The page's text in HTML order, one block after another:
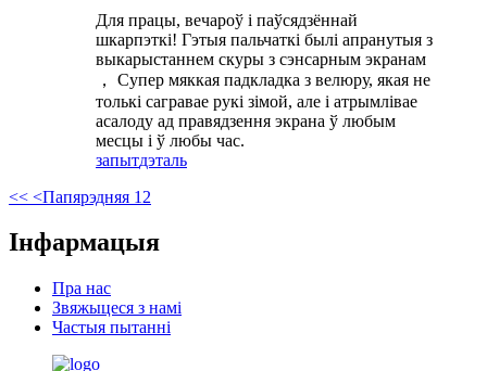
Для працы, вечароў і паўсядзённай
шкарпэткі! Гэтыя пальчаткі былі апранутыя з
выкарыстаннем скуры з сэнсарным экранам
， Супер мяккая падкладка з велюру, якая не
толькі сагравае рукі зімой, але і атрымлівае
асалоду ад правядзення экрана ў любым
месцы і ў любы час.
запытдэталь
<< <Папярэдняя 1 2
Інфармацыя
Пра нас
Звяжыцеся з намі
Частыя пытанні